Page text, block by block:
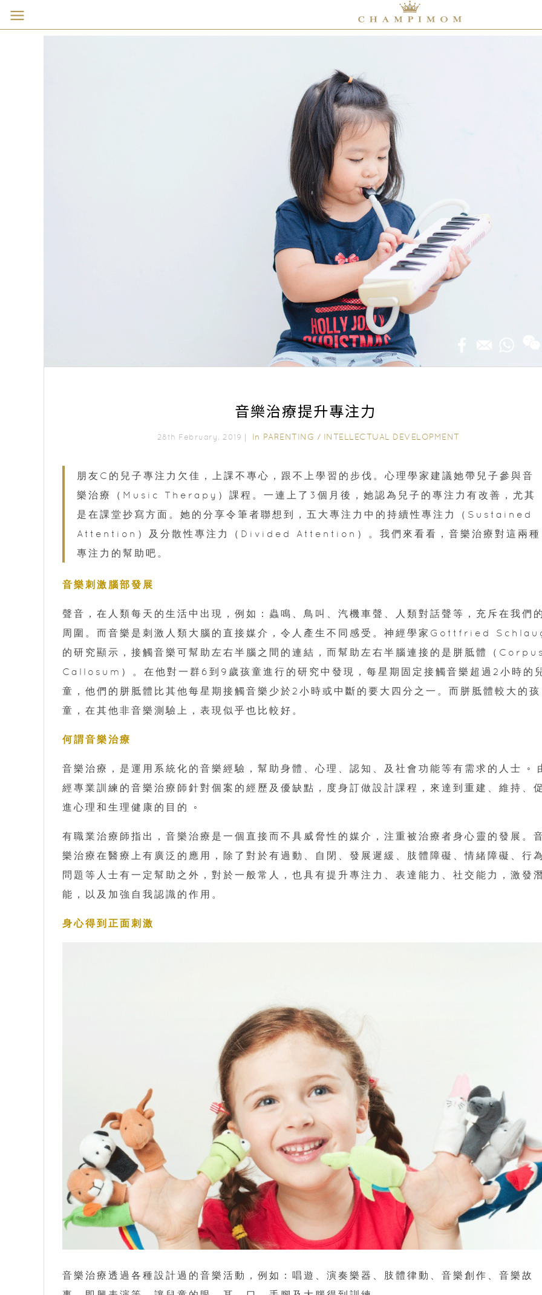
音樂治療提升專注力
28th February, 2019｜ In PARENTING / INTELLECTUAL DEVELOPMENT
朋友C的兒子專注力欠佳，上課不專心，跟不上學習的步伐。心理學家建議她帶兒子參與音
樂治療（Music Therapy）課程。一連上了3個月後，她認為兒子的專注力有改善，尤其
是在課堂抄寫方面。她的分享令筆者聯想到，五大專注力中的持續性專注力（Sustained
Attention）及分散性專注力（Divided Attention）。我們來看看，音樂治療對這兩種
專注力的幫助吧。
音樂刺激腦部發展
聲音，在人類每天的生活中出現，例如：蟲鳴、鳥叫、汽機車聲、人類對話聲等，充斥在我們
周圍。而音樂是刺激人類大腦的直接媒介，令人產生不同感受。神經學家Gottfried
的研究顯示，接觸音樂可幫助左右半腦之間的連結，而幫助左右半腦連接的是胼胝體（
Callosum）。在他對一群6到9歲孩童進行的研究中發現，每星期固定接觸音樂超過2小時的
童，他們的胼胝體比其他每星期接觸音樂少於2小時或中斷的要大四分之一。而胼胝體較大的孩
童，在其他非音樂測驗上，表現似乎也比較好。
何謂音樂治療
音樂治療，是運用系統化的音樂經驗，幫助身體、心理、認知、及社會功能等有需求的人士 ◦
經專業訓練的音樂治療師針對個案的經歷及優缺點，度身訂做設計課程，來達到重建、維持、
進心理和生理健康的目的 ◦
有職業治療師指出，音樂治療是一個直接而不具威脅性的媒介，注重被治療者身心靈的發展。
樂治療在醫療上有廣泛的應用，除了對於有過動、自閉、發展遲緩、肢體障礙、情緒障礙、行
問題等人士有一定幫助之外，對於一般常人，也具有提升專注力、表達能力、社交能力，激發
能，以及加強自我認識的作用。
身心得到正面刺激
音樂治療透過各種設計過的音樂活動，例如：唱遊、演奏樂器、肢體律動、音樂創作、音樂故